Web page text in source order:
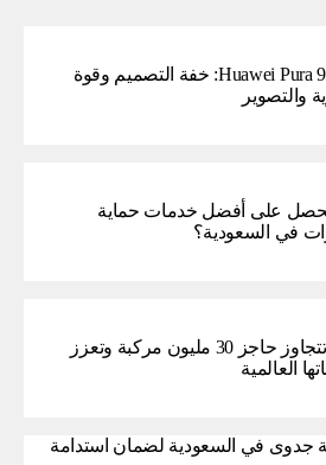
Huawei Pura 90s Pro: خفة التصميم وقوة
والتصوير
على أفضل خدمات حماية
في السعودية؟
GAC تتجاوز حاجز 30 مليون مركبة وتعزز
العالمية
جدوى في السعودية لضمان استدامة